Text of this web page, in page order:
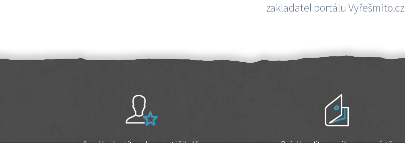
zakladatel portálu Vyřešmito.cz
Sami hodnotíte schopnosti šikulů Práci hradíte po výkonu na místě